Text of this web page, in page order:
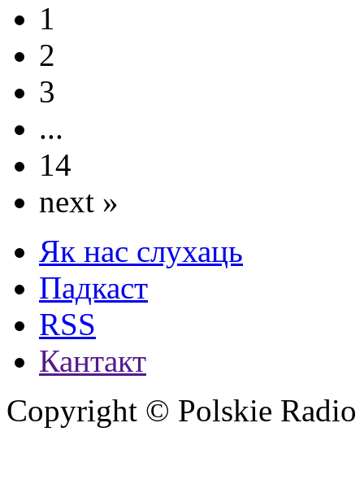
1
2
3
...
14
next »
Як нас слухаць
Падкаст
RSS
Кантакт
Copyright © Polskie